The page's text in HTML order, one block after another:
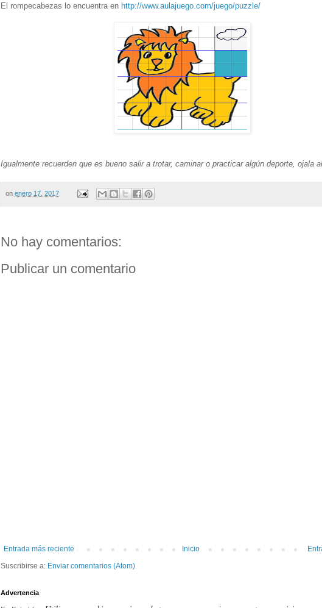
El rompecabezas lo encuentra en http://www.aulajuego.com/juego/puzzle/
Igualmente recuerden que es bueno salir a trotar, caminar o practicar algún deporte, ojala
on enero 17, 2017
No hay comentarios:
Publicar un comentario
Entrada más reciente
Inicio
Suscribirse a: Enviar comentarios (Atom)
Advertencia